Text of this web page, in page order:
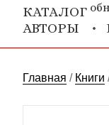
КАТАЛОГ
АВТОРЫ
Главная / Книги